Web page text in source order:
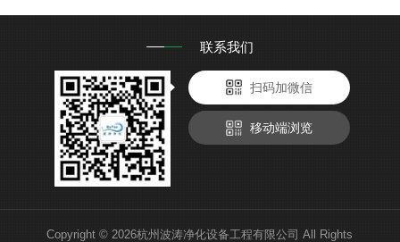
联系我们
扫码加微信
移动端浏览
Copyright © 2026杭州波涛净化设备工程有限公司 All Rights